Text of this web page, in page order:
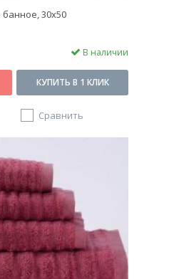
30x50
В наличии
КУПИТЬ В 1 КЛИК
Сравнить